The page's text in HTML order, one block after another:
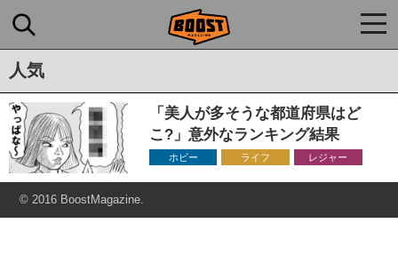
人気
「美人が多そうな都道府県はど
こ?」意外なランキング結果
ホビー ライフ レジャー
© 2016 BoostMagazine.